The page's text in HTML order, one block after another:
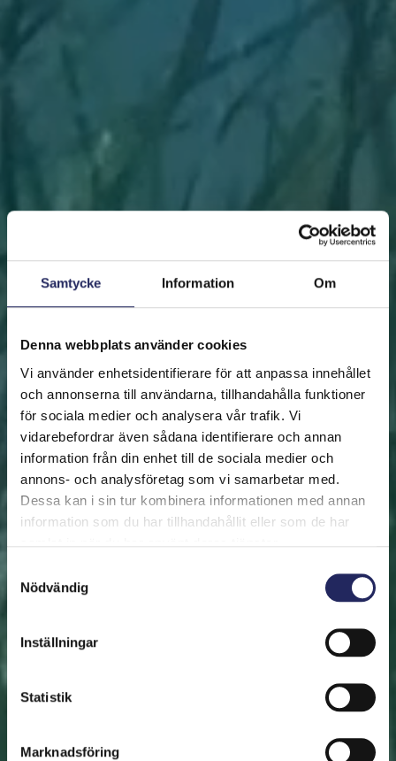
Samtycke Information Om
Denna webbplats använder cookies
Vi använder enhetsidentifierare för att anpassa innehållet
och annonserna till användarna, tillhandahålla funktioner
för sociala medier och analysera vår trafik. Vi
vidarebefordrar även sådana identifierare och annan
information från din enhet till de sociala medier och
annons- och analysföretag som vi samarbetar med.
Dessa kan i sin tur kombinera informationen med annan
information som du har tillhandahållit eller som de har
Nödvändig
Inställningar
Statistik
Marknadsföring
FRAMSIDAN HJÄLP ÖSTERSJÖN RÄDDA EN BIT
Rädda en bit
Hjälp oss att rädda Östersjön. Du kan också ge den
räddade biten som en present. En bit av Östersjön är